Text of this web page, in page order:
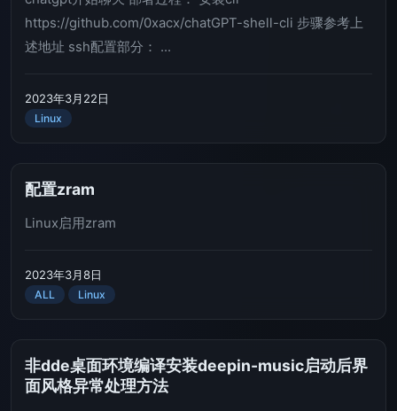
https://github.com/0xacx/chatGPT-shell-cli 步骤参考上
述地址 ssh配置部分： ...
2023年3月22日
Linux
配置zram
Linux启用zram
2023年3月8日
ALL Linux
非dde桌面环境编译安装deepin-music启动后界
面风格异常处理方法